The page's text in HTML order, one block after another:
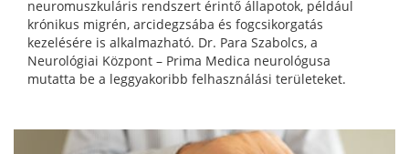
neuromuszkuláris rendszert érintő állapotok, például
krónikus migrén, arcidegzsába és fogcsikorgatás
kezelésére is alkalmazható. Dr. Para Szabolcs, a
Neurológiai Központ – Prima Medica neurológusa
mutatta be a leggyakoribb felhasználási területeket.